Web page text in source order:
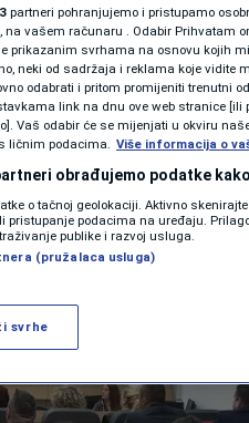
PODCAST
N1 SPECIJAL
FENOMENI
NEISTRAŽENO
VIRALNO
VIDEO
| VIJESTI | 0 komentara
partneri pohranjujemo i pristupamo
na vašem računaru . Odabir Prihvatam
prikazanim svrhama na osnovu kojih
neki od sadržaja i reklama koje vidite
odabrati i pritom promijeniti trenutni
link na dnu ove web stranice
Vaš odabir će se mijenjati u okviru
ličnim podacima. Više informacija o
obrađujemo podatke
o tačnoj geolokaciji. Aktivno
pristupanje podacima na uređaju.
publike i razvoj usluga.
(pružalaca usluga)
svrhe